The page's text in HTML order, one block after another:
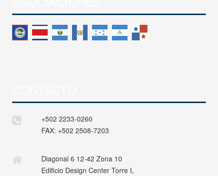
+502 2233-0260
FAX: +502 2508-7203
Diagonal 6 12-42 Zona 10
Edificio Design Center Torre I,